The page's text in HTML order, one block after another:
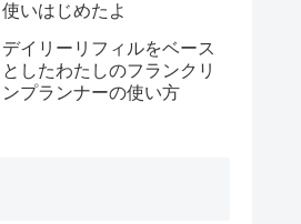
使いはじめたよ
デイリーリフィルをベース
としたわたしのフランクリ
ンプランナーの使い方